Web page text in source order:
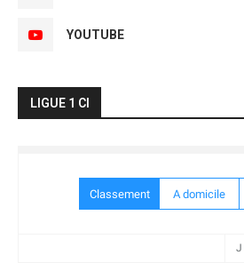
YOUTUBE
LIGUE 1 CI
Classement A domicile
J